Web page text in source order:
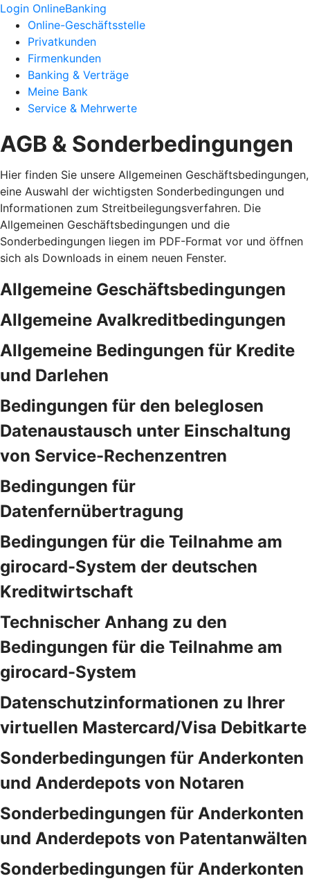
Login OnlineBanking
Online-Geschäftsstelle
Privatkunden
Firmenkunden
Banking & Verträge
Meine Bank
Service & Mehrwerte
AGB & Sonderbedingungen
Hier finden Sie unsere Allgemeinen Geschäftsbedingungen,
eine Auswahl der wichtigsten Sonderbedingungen und
Informationen zum Streitbeilegungsverfahren. Die
Allgemeinen Geschäftsbedingungen und die
Sonderbedingungen liegen im PDF-Format vor und öffnen
sich als Downloads in einem neuen Fenster.
Allgemeine Geschäftsbedingungen
Allgemeine Avalkreditbedingungen
Allgemeine Bedingungen für Kredite
und Darlehen
Bedingungen für den beleglosen
Datenaustausch unter Einschaltung
von Service-Rechenzentren
Bedingungen für
Datenfernübertragung
Bedingungen für die Teilnahme am
girocard-System der deutschen
Kreditwirtschaft
Technischer Anhang zu den
Bedingungen für die Teilnahme am
girocard-System
Datenschutzinformationen zu Ihrer
virtuellen Mastercard/Visa Debitkarte
Sonderbedingungen für Anderkonten
und Anderdepots von Notaren
Sonderbedingungen für Anderkonten
und Anderdepots von Patentanwälten
Sonderbedingungen für Anderkonten